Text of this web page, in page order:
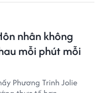
nhân không
mỗi phút mỗi
Phương Trinh Jolie